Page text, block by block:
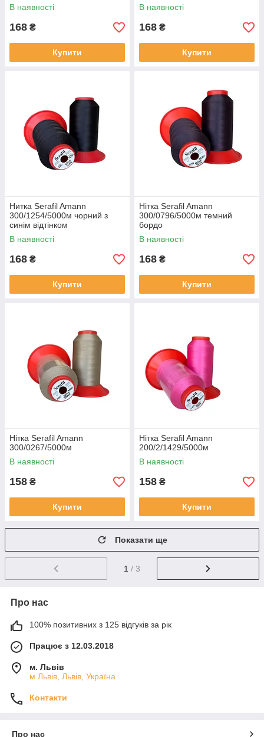
В наявності
168 ₴
Купити
В наявності
168 ₴
Купити
Ниткa Serafil Amann
300/1254/5000м чорний з
синім відтінком
В наявності
168 ₴
Купити
Нітка Serafil Amann
300/0796/5000м темний
бордо
В наявності
168 ₴
Купити
Нітка Serafil Amann
300/0267/5000м
В наявності
158 ₴
Купити
Нітка Serafil Amann
200/2/1429/5000м
В наявності
158 ₴
Купити
Показати ще
1 / 3
Про нас
100% позитивних з 125 відгуків за рік
Працює з 12.03.2018
м. Львів
м Львів, Львів, Україна
Контакти
Про нас